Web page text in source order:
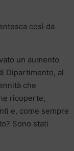
così da
un aumento
Dipartimento, al
che
ricoperte,
e, come sempre
Sono stati